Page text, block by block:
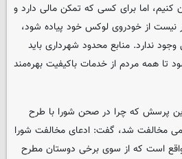
کنیم، اما برای کسی که تمکن مالی دارد و
نیست از خودروی لوکس خود پیاده شود،
وجود ندارد. منابع محدود شهرداری باید
تا همه مردم از خدمات باکیفیت بهره‌مند
پرسش که چرا در صحن شورا با طرح
مخالفت شد، گفت: ادعای مخالفت شورا
است که از سوی برخی دوستان مطرح